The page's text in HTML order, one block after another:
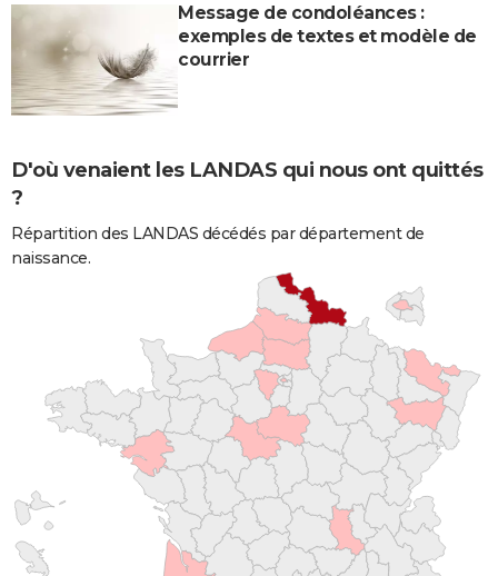
Message de condoléances :
exemples de textes et modèle de
courrier
D'où venaient les LANDAS qui nous ont quittés
?
Répartition des LANDAS décédés par département de
naissance.